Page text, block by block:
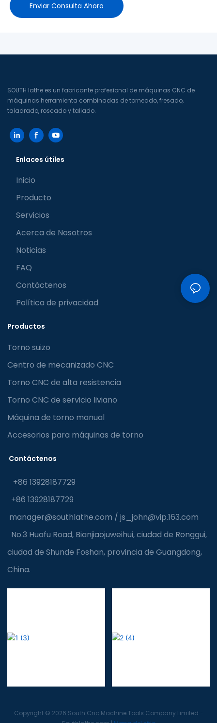
Enviar Consulta Ahora
SOUTH lathe es un fabricante profesional de máquinas CNC de
máquinas herramienta combinadas de torneado, fresado,
taladrado, roscado y tallado.
Enlaces útiles
Inicio
Producto
Servicios
Acerca de Nosotros
Noticias
FAQ
Contáctenos
Política de privacidad
Productos
Torno suizo
Centro de mecanizado CNC
Torno CNC de alta resistencia
Torno CNC de servicio liviano
Máquina de torno manual
Accesorios para máquinas de torno
Contáctenos
+86 13928187729
+86 13928187729
manager@southlathe.com / js_john@vip.163.com
No.3 Huafu Road, Bianjiaojuweihui, ciudad de Ronggui,
ciudad de Shunde Foshan, provincia de Guangdong,
China.
Copyright © 2026 South Cnc Machine Tools Company Limited -